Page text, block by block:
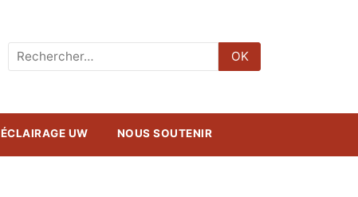
Rechercher
:
OK
ÉCLAIRAGE UW NOUS SOUTENIR